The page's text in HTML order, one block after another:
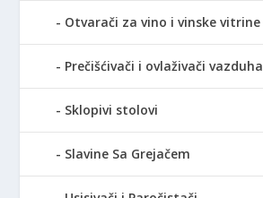
Otvarači za vino i vinske vitrine
Prečišćivači i ovlaživači vazduha
Sklopivi stolovi
Slavine Sa Grejačem